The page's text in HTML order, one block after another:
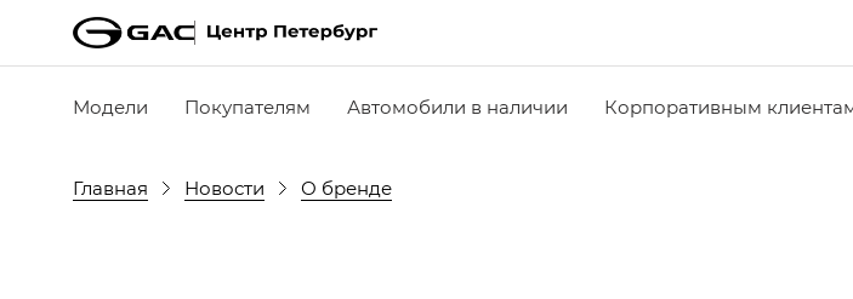
Модели Покупателям Автомобили в наличии Корпоративным
Главная Новости О бренде